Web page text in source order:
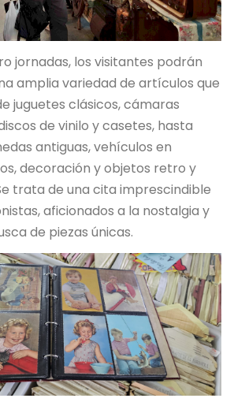
jornadas, los visitantes podrán
amplia variedad de artículos que
juguetes clásicos, cámaras
de vinilo y casetes, hasta
antiguas, vehículos en
decoración y objetos retro y
trata de una cita imprescindible
aficionados a la nostalgia y
de piezas únicas.